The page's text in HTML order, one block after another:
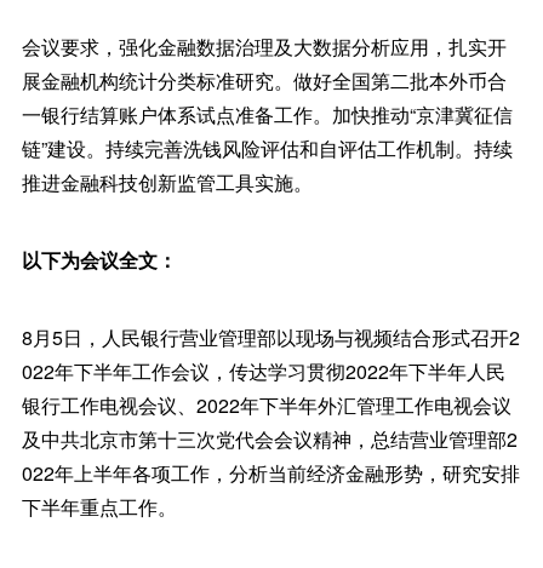
会议要求，强化金融数据治理及大数据分析应用，扎实开
展金融机构统计分类标准研究。做好全国第二批本外币合
一银行结算账户体系试点准备工作。加快推动“京津冀征信
链”建设。持续完善洗钱风险评估和自评估工作机制。持续
推进金融科技创新监管工具实施。
以下为会议全文：
8月5日，人民银行营业管理部以现场与视频结合形式召开2
022年下半年工作会议，传达学习贯彻2022年下半年人民
银行工作电视会议、2022年下半年外汇管理工作电视会议
及中共北京市第十三次党代会会议精神，总结营业管理部2
022年上半年各项工作，分析当前经济金融形势，研究安排
下半年重点工作。